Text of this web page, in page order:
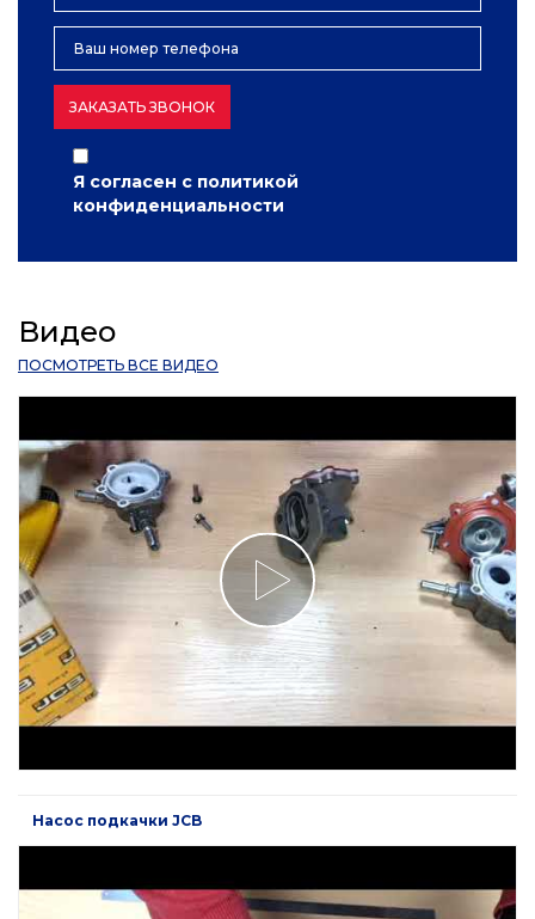
ЗАКАЗАТЬ ЗВОНОК
Я согласен с политикой
конфиденциальности
Видео
ПОСМОТРЕТЬ ВСЕ ВИДЕО
Насос подкачки JCB